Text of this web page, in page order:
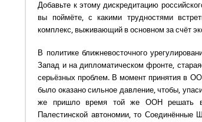
Добавьте к этому дискредитацию
вы поймёте, с какими трудностями
комплекс, выживающий в основном за счёт
В политике ближневосточного
Запад и на дипломатическом фронте,
серьёзных проблем. В момент принятия в
было оказано сильное давление, чтобы,
же пришло время той же ООН решать
Палестинской автономии, то Соединённые